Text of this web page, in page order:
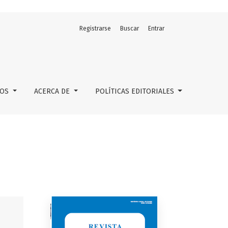
ACERCA DE POLÍTICAS EDITORIALES
Registrarse Buscar Entrar